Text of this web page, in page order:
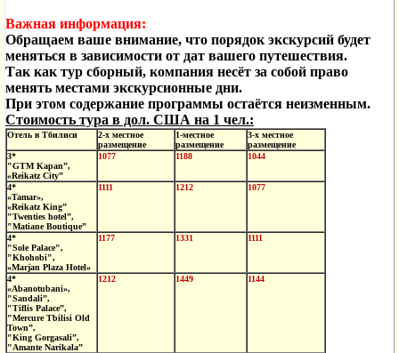
Важная информация:
Обращаем ваше внимание, что порядок экскурсий будет
меняться в зависимости от дат вашего путешествия.
Так как тур сборный, компания несёт за собой право
менять местами экскурсионные дни.
При этом содержание программы остаётся неизменным.
Стоимость тура в дол. США на 1 чел.:
Отель в Тбилиси
2-х местное
размещение
1-местное
размещение
3-х местное
размещение
3*
"GTM Kapan”,
«Reikatz City”
1077 1188 1044
4*
«Tamar»,
«ReikatzKing”
"Twenties hotel”,
"Matiane Boutique”
1111 1212 1077
4*
"Sole Palace",
"Khohobi",
«Marjan Plaza Hotel»
1177 1331 1111
4*
«Abanotubani»,
"Sandali”,
"Tiflis Palace”,
"Mercure Tbilisi Old
Town”,
"King Gorgasali”,
"Amante Narikala”
1212 1449 1144